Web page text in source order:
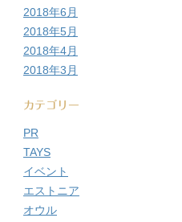
2018年6月
2018年5月
2018年4月
2018年3月
カテゴリー
PR
TAYS
イベント
エストニア
オウル